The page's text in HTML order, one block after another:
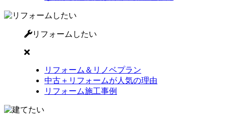
リフォームしたい
リフォーム＆リノベプラン
中古＋リフォームが人気の理由
リフォーム施工事例